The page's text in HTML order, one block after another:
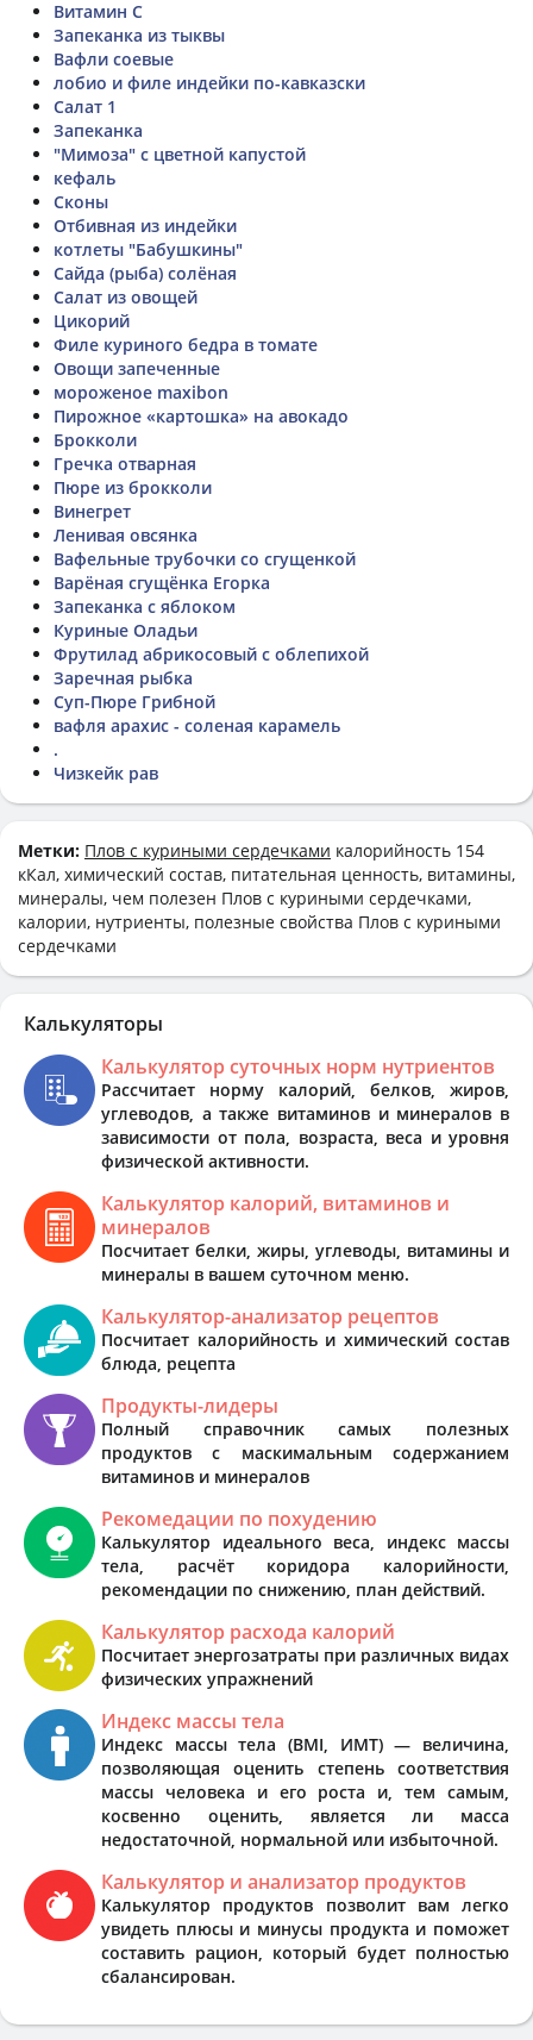
Витамин С
Запеканка из тыквы
Вафли соевые
лобио и филе индейки по-кавказски
Салат 1
Запеканка
"Мимоза" с цветной капустой
кефаль
Сконы
Отбивная из индейки
котлеты "Бабушкины"
Сайда (рыба) солёная
Салат из овощей
Цикорий
Филе куриного бедра в томате
Овощи запеченные
мороженое maxibon
Пирожное «картошка» на авокадо
Брокколи
Гречка отварная
Пюре из брокколи
Винегрет
Ленивая овсянка
Вафельные трубочки со сгущенкой
Варёная сгущёнка Егорка
Запеканка с яблоком
Куриные Оладьи
Фрутилад абрикосовый с облепихой
Заречная рыбка
Суп-Пюре Грибной
вафля арахис - соленая карамель
.
Чизкейк рав
Метки: Плов с куриными сердечками калорийность 154
кКал, химический состав, питательная ценность, витамины,
минералы, чем полезен Плов с куриными сердечками,
калории, нутриенты, полезные свойства Плов с куриными
сердечками
Калькуляторы
Калькулятор суточных норм нутриентов
Рассчитает норму калорий, белков, жиров,
углеводов, а также витаминов и минералов в
зависимости от пола, возраста, веса и уровня
физической активности.
Калькулятор калорий, витаминов и
минералов
Посчитает белки, жиры, углеводы, витамины и
минералы в вашем суточном меню.
Калькулятор-анализатор рецептов
Посчитает калорийность и химический состав
блюда, рецепта
Продукты-лидеры
Полный справочник самых полезных
продуктов с маскимальным содержанием
витаминов и минералов
Рекомедации по похудению
Калькулятор идеального веса, индекс массы
тела, расчёт коридора калорийности,
рекомендации по снижению, план действий.
Калькулятор расхода калорий
Посчитает энергозатраты при различных видах
физических упражнений
Индекс массы тела
Индекс массы тела (BMI, ИМТ) — величина,
позволяющая оценить степень соответствия
массы человека и его роста и, тем самым,
косвенно оценить, является ли масса
недостаточной, нормальной или избыточной.
Калькулятор и анализатор продуктов
Калькулятор продуктов позволит вам легко
увидеть плюсы и минусы продукта и поможет
составить рацион, который будет полностью
сбалансирован.